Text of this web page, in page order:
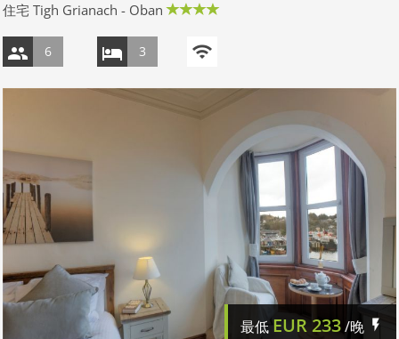
住宅 Tigh Grianach - Oban
6 3
最低EUR 233/晚